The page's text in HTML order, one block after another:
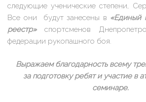
следующие ученические степени,
Все они будут занесены в «Единый
реестр»
спортсменов
федерации рукопашного боя.
Выражаем благодарность всему
за подготовку ребят и участие в
семинаре.